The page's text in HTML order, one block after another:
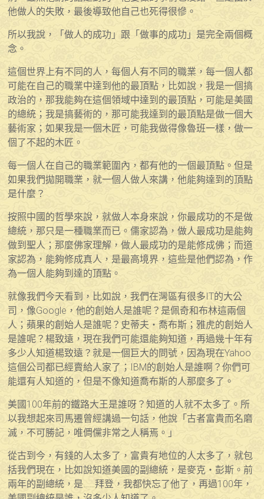
他做人的失敗，最後導致他自己也死得很慘。
所以我說，「做人的成功」跟「做事的成功」是完全兩個概
念。
這個世界上有不同的人，每個人有不同的職業，每一個人都
可能在自己的職業中達到他的最頂點，比如說，我是一個搞
政治的，那我能夠在這個領域中達到的最頂點，可能是美國
的總統；我是搞藝術的，那可能我達到的最頂點是做一個大
藝術家；如果我是一個木匠，可能我做得像魯班一樣，做一
個了不起的木匠。
每一個人在自己的職業範圍內，都有他的一個最頂點。但是
如果我們拋開職業，就一個人做人來講，他能夠達到的頂點
是什麼？
按照中國的哲學來說，就做人本身來說，你最成功的不是做
總統，那只是一種職業而已。儒家認為，做人最成功是能夠
做到聖人；那麼佛家理解，做人最成功的是能修成佛；而道
家認為，能夠修成真人，是最高境界，這些是他們認為，作
為一個人能夠到達的頂點。
就像我們今天看到，比如說，我們在灣區有很多IT的大公
司，像Google，他的創始人是誰呢？是佩奇和布林這兩個
人；蘋果的創始人是誰呢？史蒂夫・喬布斯；雅虎的創始人
是誰呢？楊致遠，現在我們可能還能夠知道，再過幾十年有
多少人知道楊致遠？就是一個巨大的問號，因為現在Yahoo
這個公司都已經賣給人家了；IBM的創始人是誰啊？你們可
能還有人知道的，但是不像知道喬布斯的人那麼多了。
美國100年前的鐵路大王是誰呀？知道的人就不太多了。所
以我想起來司馬遷曾經講過一句話，他說「古者富貴而名磨
滅，不可勝記，唯倜儻非常之人稱焉。」
從古到今，有錢的人太多了，富貴有地位的人太多了，就包
括我們現在，比如說知道美國的副總統，是麥克・彭斯。前
兩年的副總統，是……拜登，我都快忘了他了，再過100年，